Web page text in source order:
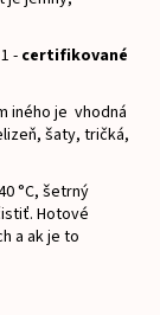
- certifikované
iného je vhodná
šaty, tričká,
°C, šetrný
Hotové
a ak je to